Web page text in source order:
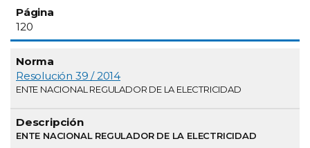
120
Resolución 39 / 2014
ENTE NACIONAL REGULADOR DE LA ELECTRICIDAD
ENTE NACIONAL REGULADOR DE LA ELECTRICIDAD